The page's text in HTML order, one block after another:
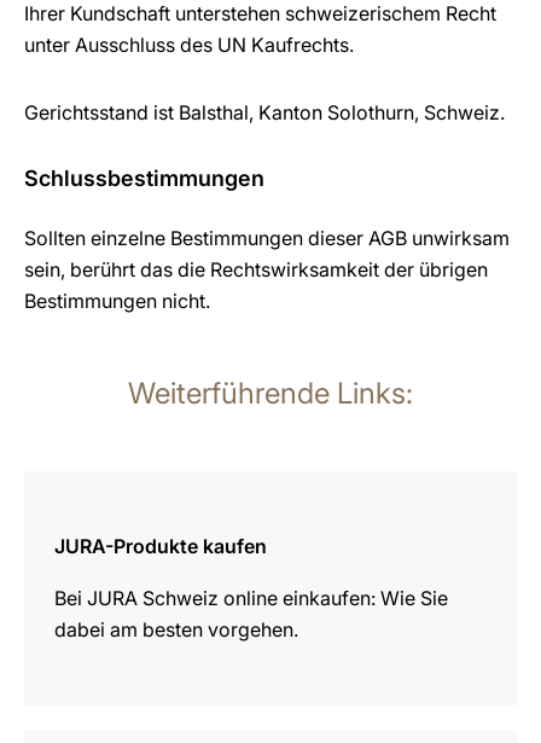
Ihrer Kundschaft unterstehen schweizerischem Recht
unter Ausschluss des UN Kaufrechts.
Gerichtsstand ist Balsthal, Kanton Solothurn, Schweiz.
Schlussbestimmungen
Sollten einzelne Bestimmungen dieser AGB unwirksam
sein, berührt das die Rechtswirksamkeit der übrigen
Bestimmungen nicht.
Weiterführende Links:
JURA-Produkte kaufen
Bei JURA Schweiz online einkaufen: Wie Sie
dabei am besten vorgehen.